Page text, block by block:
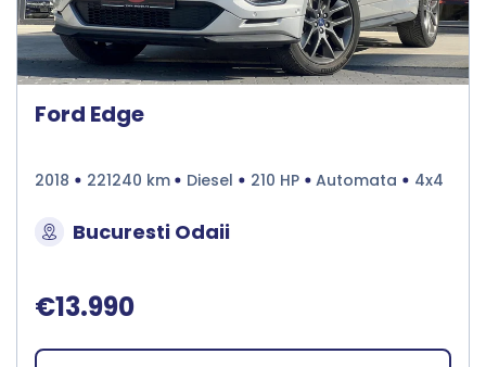
Ford Edge
2018 221240 km Diesel 210 HP Automata 4x4
Bucuresti Odaii
€13.990